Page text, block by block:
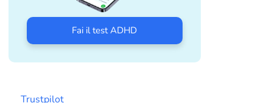
Fai il test ADHD
Trustpilot